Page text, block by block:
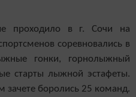
проходило в г. Сочи на
соревновались в
гонки, горнолыжный
старты лыжной эстафеты.
зачете боролись 25 команд.